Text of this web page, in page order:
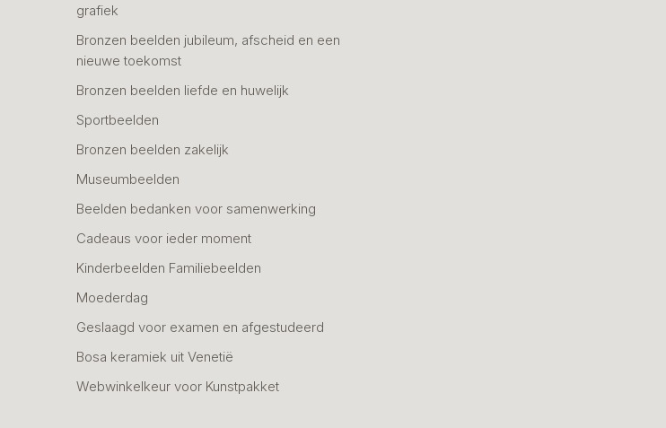
grafiek
Bronzen beelden jubileum, afscheid en een
nieuwe toekomst
Bronzen beelden liefde en huwelijk
Sportbeelden
Bronzen beelden zakelijk
Museumbeelden
Beelden bedanken voor samenwerking
Cadeaus voor ieder moment
Kinderbeelden Familiebeelden
Moederdag
Geslaagd voor examen en afgestudeerd
Bosa keramiek uit Venetië
Webwinkelkeur voor Kunstpakket